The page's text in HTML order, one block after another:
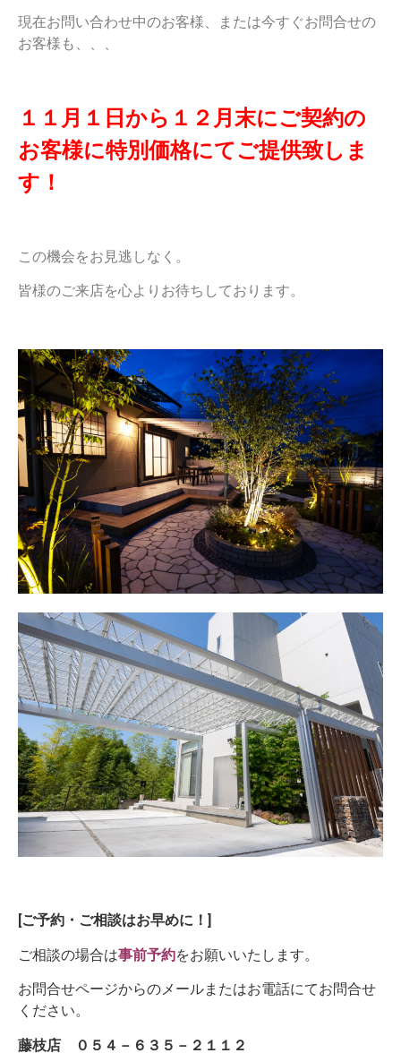
現在お問い合わせ中のお客様、または今すぐお問合せの
お客様も、、、
１１月１日から１２月末にご契約の
お客様に特別価格にてご提供致しま
す！
この機会をお見逃しなく。
皆様のご来店を心よりお待ちしております。
[ご予約・ご相談はお早めに！]
ご相談の場合は事前予約をお願いいたします。
お問合せページからのメールまたはお電話にてお問合せ
ください。
藤枝店 ０５４－６３５－２１１２